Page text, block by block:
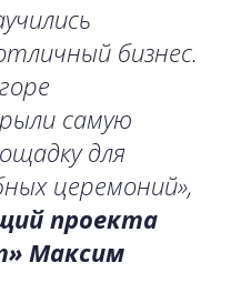
бизнес.
самую
для
церемоний»,
проекта
Максим